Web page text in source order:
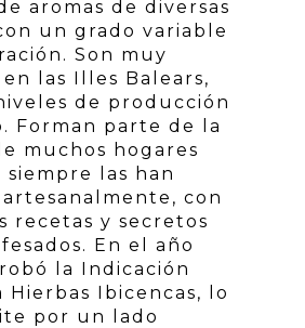
aromas de diversas
un grado variable
Son muy
las Illes Balears,
de producción
Forman parte de la
muchos hogares
siempre las han
con
recetas y secretos
En el año
la Indicación
Hierbas Ibicencas, lo
por un lado